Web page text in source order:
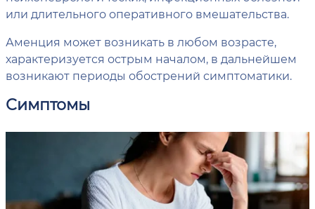
или длительного оперативного вмешательства.
Аменция может возникать в любом возрасте,
характеризуется острым началом, в дальнейшем
возникают периоды обострений симптоматики.
Симптомы